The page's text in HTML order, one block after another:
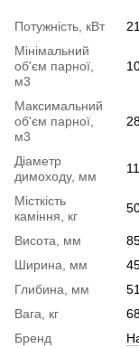
Потужність, кВт
Мінімальний
об'єм парної,
м3
Максимальний
об'єм парної,
м3
Діаметр
димоходу, мм
Місткість
каміння, кг
Висота, мм
Ширина, мм
Глибина, мм
Вага, кг
Бренд